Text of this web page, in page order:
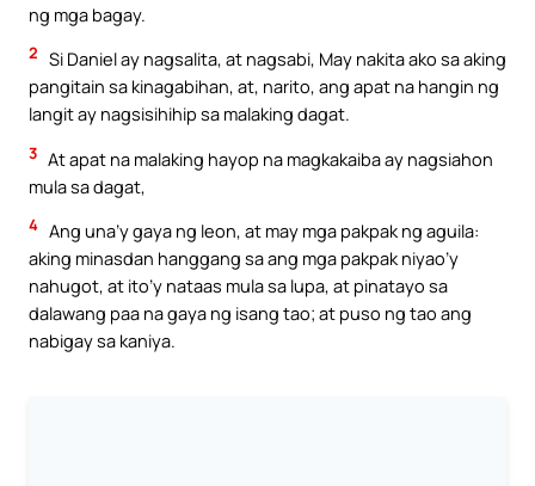
ng mga bagay.
2 Si Daniel ay nagsalita, at nagsabi, May nakita ako sa aking
pangitain sa kinagabihan, at, narito, ang apat na hangin ng
langit ay nagsisihihip sa malaking dagat.
3 At apat na malaking hayop na magkakaiba ay nagsiahon
mula sa dagat,
4 Ang una’y gaya ng leon, at may mga pakpak ng aguila:
aking minasdan hanggang sa ang mga pakpak niyao’y
nahugot, at ito’y nataas mula sa lupa, at pinatayo sa
dalawang paa na gaya ng isang tao; at puso ng tao ang
nabigay sa kaniya.